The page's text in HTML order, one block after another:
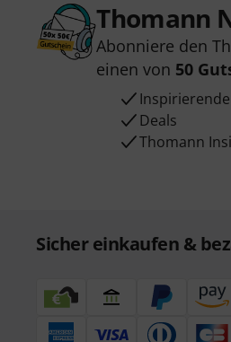
Thomann
Abonniere den
einen von 50
Deals
Thomann
Sicher einkaufen &